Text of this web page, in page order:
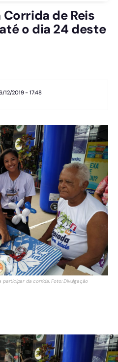
de Reis
o dia 24 deste
12/2019 - 17:48
da corrida. Foto: Divulgação